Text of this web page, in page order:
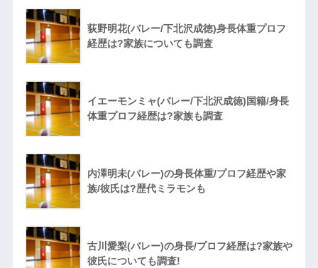
荻野明花(バレー/下北沢成徳)身長体重プロフ
経歴は?家族についても調査
イエーモンミャ(バレー/下北沢成徳)国籍/身長
体重プロフ経歴は?家族も調査
内澤明未(バレー)の身長体重/プロフ経歴や家
族/彼氏は?歴代ミラモンも
古川愛梨(バレー)の身長/プロフ経歴は?家族や
彼氏についても調査!